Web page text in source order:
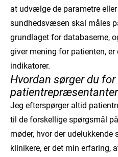
at udvælge de parametre
sundhedsvæsen skal måles
grundlaget for databaserne,
giver mening for patienten,
indikatorer.
Hvordan sørger du
Jeg efterspørger altid
til de forskellige spørgsmål
møder, hvor der
klinikere, er det min erfaring,